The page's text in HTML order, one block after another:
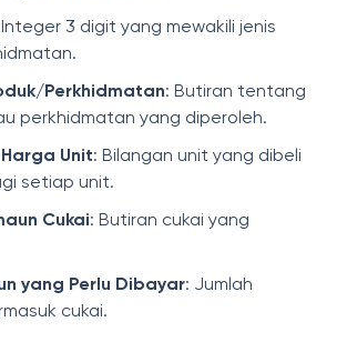
Integer 3 digit yang mewakili jenis
Perkhidmatan: Butiran tentang
perkhidmatan yang diperoleh.
Unit: Bilangan unit yang dibeli
setiap unit.
Cukai: Butiran cukai yang
yang Perlu Dibayar: Jumlah
cukai.